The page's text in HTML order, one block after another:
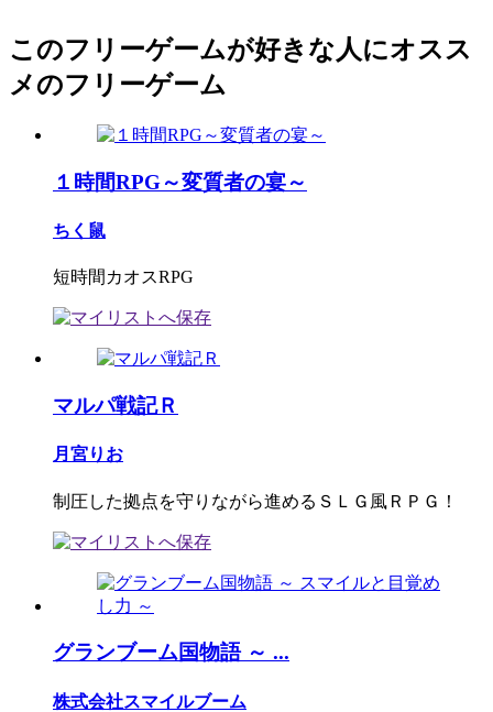
このフリーゲームが好きな人にオスス
メのフリーゲーム
１時間RPG～変質者の宴～
ちく鼠
短時間カオスRPG
マルパ戦記Ｒ
月宮りお
制圧した拠点を守りながら進めるＳＬＧ風ＲＰＧ！
グランブーム国物語 ～ ...
株式会社スマイルブーム